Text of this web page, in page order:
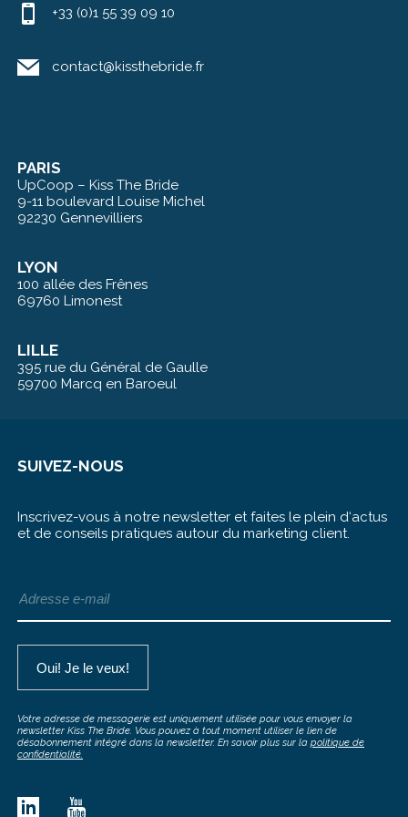
+33 (0)1 55 39 09 10
contact@kissthebride.fr
PARIS
UpCoop – Kiss The Bride
9-11 boulevard Louise Michel
92230 Gennevilliers
LYON
100 allée des Frênes
69760 Limonest
LILLE
395 rue du Général de Gaulle
59700 Marcq en Baroeul
SUIVEZ-NOUS
Inscrivez-vous à notre newsletter et faites le plein d‘actus
et de conseils pratiques autour du marketing client.
Votre adresse de messagerie est uniquement utilisée pour vous envoyer la
newsletter Kiss The Bride. Vous pouvez à tout moment utiliser le lien de
désabonnement intégré dans la newsletter. En savoir plus sur la politique de
confidentialité.